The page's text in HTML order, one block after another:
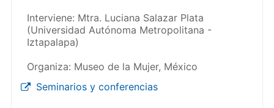
Interviene: Mtra. Luciana Salazar Plata
(Universidad Autónoma Metropolitana -
Iztapalapa)
Organiza: Museo de la Mujer, México
Seminarios y conferencias